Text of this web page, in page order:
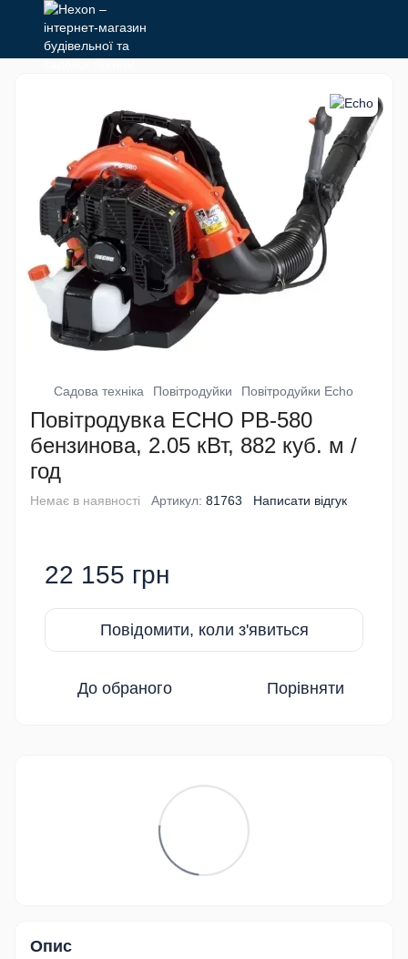
Садова техніка Повітродуйки Повітродуйки Echo
Повітродувка ECHO PB-580
бензинова, 2.05 кВт, 882 куб. м /
год
Немає в наявності Артикул: 81763 Написати відгук
22 155 грн
Повідомити, коли з'явиться
До обраного Порівняти
Опис